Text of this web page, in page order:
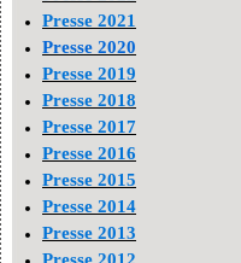
Presse 2021
Presse 2020
Presse 2019
Presse 2018
Presse 2017
Presse 2016
Presse 2015
Presse 2014
Presse 2013